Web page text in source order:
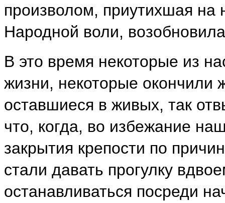
произволом, приутихшая на
Народной воли,
В это время некоторые из
жизни, некоторые окончили
оставшиеся в живых, так
что, когда, во избежание
закрытия крепости по
стали давать прогулку
останавливаться посреди